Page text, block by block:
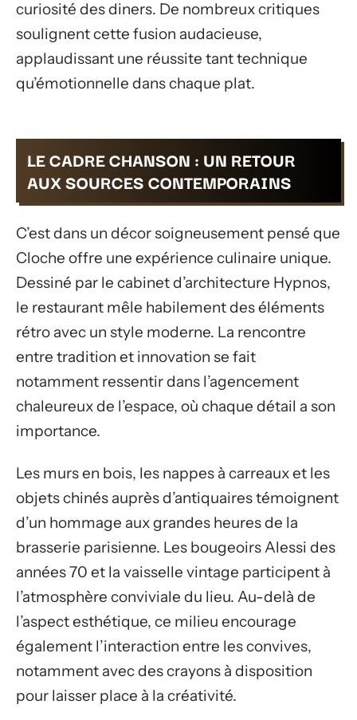
curiosité des diners. De nombreux critiques
soulignent cette fusion audacieuse,
applaudissant une réussite tant technique
qu’émotionnelle dans chaque plat.
LE CADRE CHANSON : UN RETOUR
AUX SOURCES CONTEMPORAINS
C’est dans un décor soigneusement pensé que
Cloche offre une expérience culinaire unique.
Dessiné par le cabinet d’architecture Hypnos,
le restaurant mêle habilement des éléments
rétro avec un style moderne. La rencontre
entre tradition et innovation se fait
notamment ressentir dans l’agencement
chaleureux de l’espace, où chaque détail a son
importance.
Les murs en bois, les nappes à carreaux et les
objets chinés auprès d’antiquaires témoignent
d’un hommage aux grandes heures de la
brasserie parisienne. Les bougeoirs Alessi des
années 70 et la vaisselle vintage participent à
l’atmosphère conviviale du lieu. Au-delà de
l’aspect esthétique, ce milieu encourage
également l’interaction entre les convives,
notamment avec des crayons à disposition
pour laisser place à la créativité.